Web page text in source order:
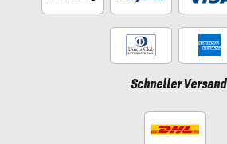
Schneller Versand